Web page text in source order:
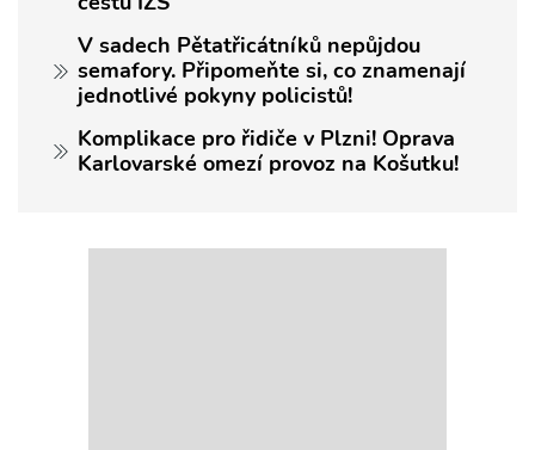
V sadech Pětatřicátníků nepůjdou
semafory. Připomeňte si, co znamenají
jednotlivé pokyny policistů!
Komplikace pro řidiče v Plzni! Oprava
Karlovarské omezí provoz na Košutku!